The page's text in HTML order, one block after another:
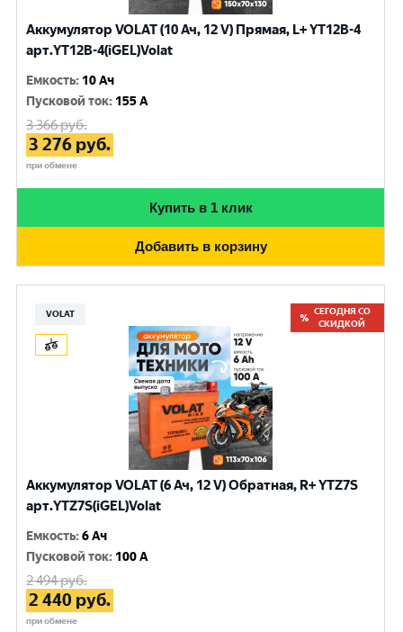
Аккумулятор VOLAT (10 Ач, 12 V) Прямая, L+ YT12B-4
арт.YT12B-4(iGEL)Volat
Емкость: 10 Ач
Пусковой ток: 155 A
3 366руб.
3 276 руб.
при обмене
Купить в 1 клик
Добавить в корзину
VOLAT
СЕГОДНЯ СО
СКИДКОЙ
Аккумулятор VOLAT (6 Ач, 12 V) Обратная, R+ YTZ7S
арт.YTZ7S(iGEL)Volat
Емкость:6 Ач
Пусковой ток: 100 A
2 494руб.
2 440 руб.
при обмене